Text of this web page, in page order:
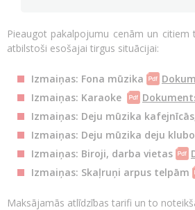
Pieaugot pakalpojumu cenām un
atbilstoši esošajai tirgus situācijai:
Izmaiņas: Fona mūzika
Izmaiņas: Karaoke
Izmaiņas: Deju mūzika
Izmaiņas: Deju mūzika deju
Izmaiņas: Biroji, darba vietas
Izmaiņas: Skaļruņi arpus telpām
Maksājamās atlīdzības tarifi un to